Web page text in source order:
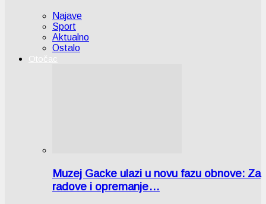
Najave
Sport
Aktualno
Ostalo
Otočac
Muzej Gacke ulazi u novu fazu obnove: Za
radove i opremanje…